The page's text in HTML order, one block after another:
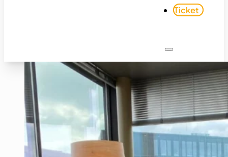
Ticket